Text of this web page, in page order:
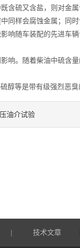
含硫又含盐，则对金属
样会腐蚀金属；同时
响随车装配的先进车辆
。随着柴油中硫含量
等是带有级强烈恶臭
油介试验
技术文章